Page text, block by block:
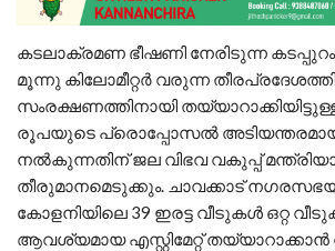
കടലാക്രമണ ഭീഷണി നേരിടുന്ന
മൂന്നു കിലോമീറ്റർ വരുന്ന
സംരക്ഷണത്തിനായി
രൂപയുടെ പ്രൊപ്പോസൽ
നൽകുന്നതിന് ജല വിഭവ വകുപ്പ്
തീരുമാനമെടുക്കും. ചാവക്കാട്
കോളനിയിലെ 39 ഇരട്ട വീടുകൾ ഒറ്റ
ആവശ്യമായ എസ്റ്റിമേറ്റ് തയ്യാറാക്കാൻ